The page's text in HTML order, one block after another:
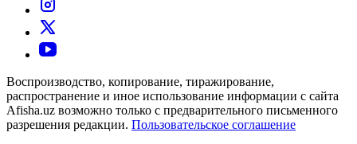
Воспроизводство, копирование, тиражирование,
распространение и иное использование информации с сайта
Afisha.uz возможно только с предварительного письменного
разрешения редакции. Пользовательское соглашение